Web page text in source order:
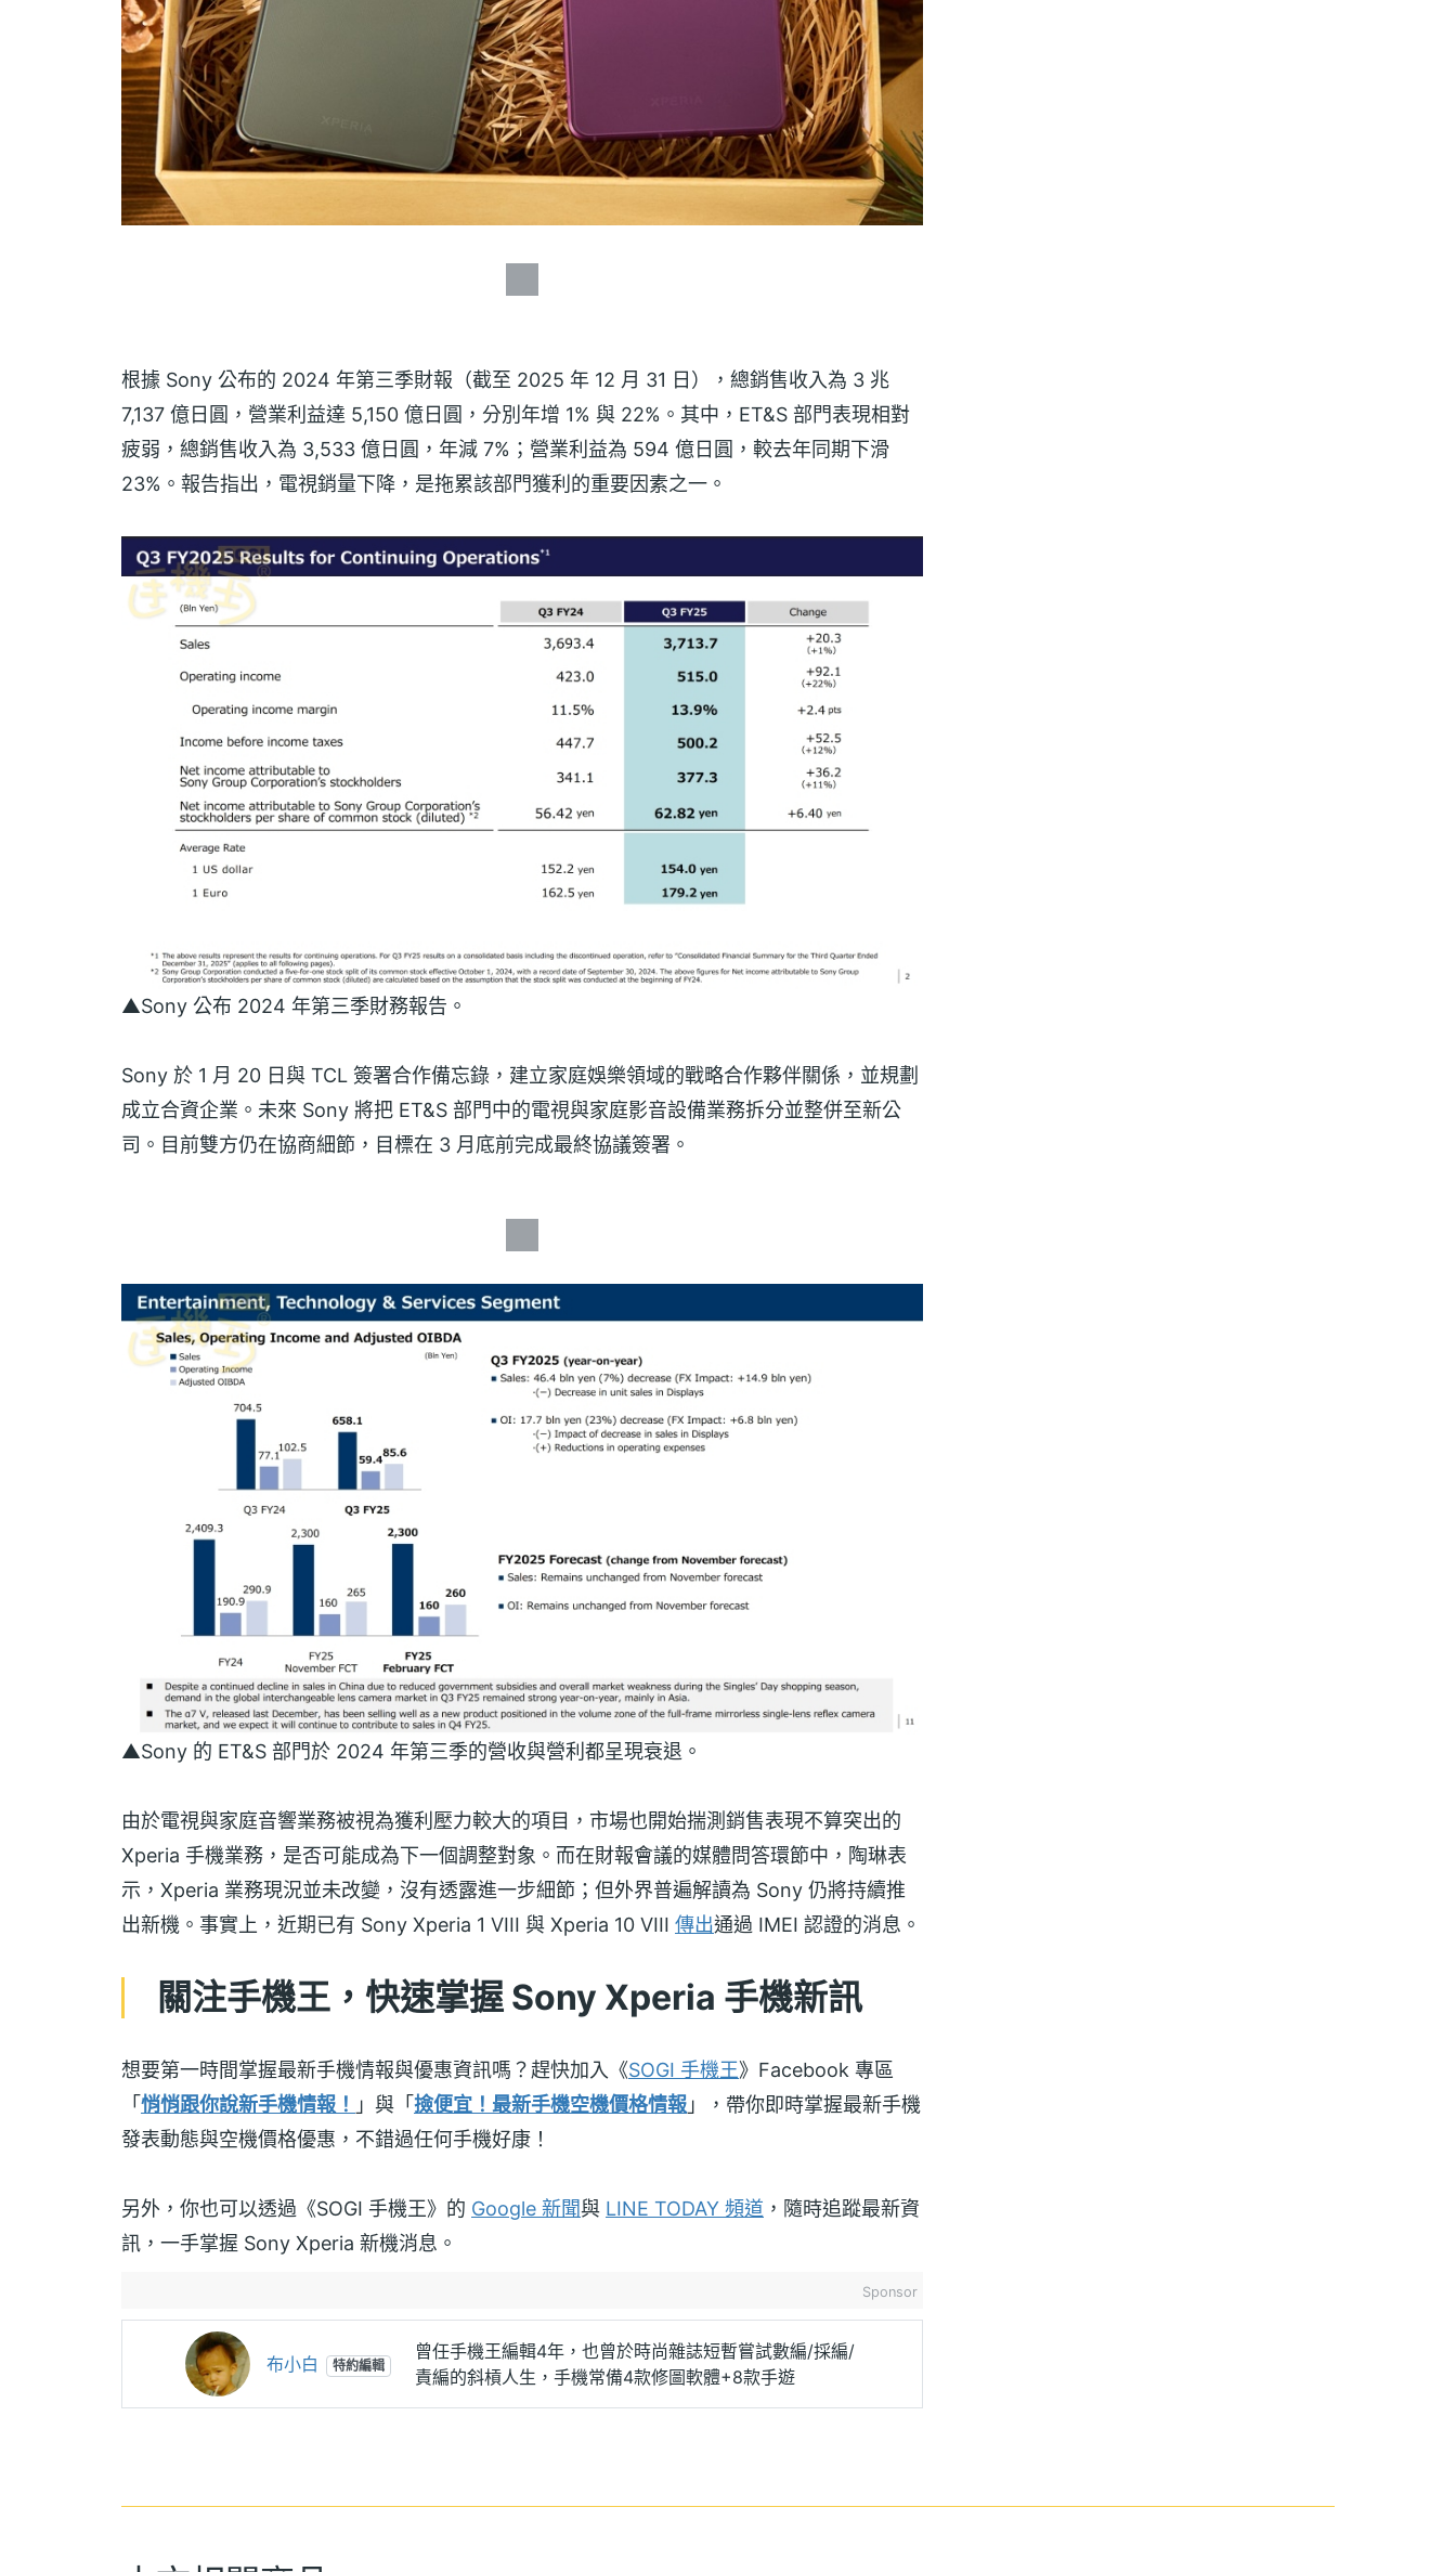
根據 Sony 公布的 2024 年第三季財報（截至 2025 年 12 月 31 日），總銷售收入為 3 兆
7,137 億日圓，營業利益達 5,150 億日圓，分別年增 1% 與 22%。其中，ET&S 部門表現相對
疲弱，總銷售收入為 3,533 億日圓，年減 7%；營業利益為 594 億日圓，較去年同期下滑
23%。報告指出，電視銷量下降，是拖累該部門獲利的重要因素之一。
▲Sony 公布 2024 年第三季財務報告。
Sony 於 1 月 20 日與 TCL 簽署合作備忘錄，建立家庭娛樂領域的戰略合作夥伴關係，並規劃
成立合資企業。未來 Sony 將把 ET&S 部門中的電視與家庭影音設備業務拆分並整併至新公
司。目前雙方仍在協商細節，目標在 3 月底前完成最終協議簽署。
▲Sony 的 ET&S 部門於 2024 年第三季的營收與營利都呈現衰退。
由於電視與家庭音響業務被視為獲利壓力較大的項目，市場也開始揣測銷售表現不算突出的
Xperia 手機業務，是否可能成為下一個調整對象。而在財報會議的媒體問答環節中，陶琳表
示，Xperia 業務現況並未改變，沒有透露進一步細節；但外界普遍解讀為 Sony 仍將持續推
出新機。事實上，近期已有 Sony Xperia 1 VIII 與 Xperia 10 VIII 傳出通過 IMEI 認證的消息。
關注手機王，快速掌握 Sony Xperia 手機新訊
想要第一時間掌握最新手機情報與優惠資訊嗎？趕快加入《SOGI 手機王》Facebook 專區
「 悄悄跟你說新手機情報！ 」與「 撿便宜！最新手機空機價格情報 」，帶你即時掌握最新手機
發表動態與空機價格優惠，不錯過任何手機好康！
另外，你也可以透過《SOGI 手機王》的 Google 新聞與 LINE TODAY 頻道 ，隨時追蹤最新資
訊，一手掌握 Sony Xperia 新機消息。
Sponsor
布小白 特約編輯
曾任手機王編輯4年，也曾於時尚雜誌短暫嘗試數編/採編/
責編的斜槓人生，手機常備4款修圖軟體+8款手遊